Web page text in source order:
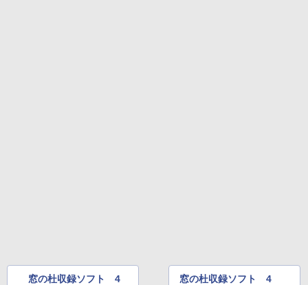
窓の杜収録ソフト 4
窓の杜収録ソフト 4